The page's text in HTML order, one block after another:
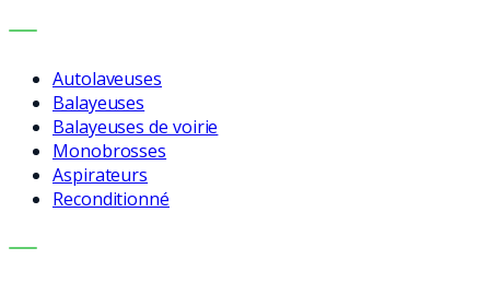
MACHINES
Autolaveuses
Balayeuses
Balayeuses de voirie
Monobrosses
Aspirateurs
Reconditionné
SERVICES